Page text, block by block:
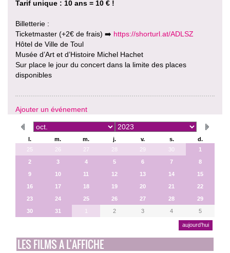
Tarif unique : 10 ans = 10 € !
Billetterie :
Ticketmaster (+2€ de frais) ➡️ https://shorturl.at/ADLSZ
Hôtel de Ville de Toul
Musée d’Art et d’Histoire Michel Hachet
Sur place le jour du concert dans la limite des places
disponibles
Ajouter un événement
l. m. m. j. v. s.
d.
25
26 27 28 29 30
1
2
3 4 5 6 7
8
9
10 11 12 13 14
15
16
17 18 19 20 21
22
23
24 25 26 27 28
29
30
31 2 3 4 5
aujourd’hui
LES FILMS A L’AFFICHE